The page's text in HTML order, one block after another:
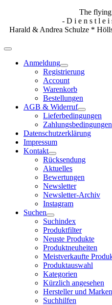
The
- D i e n s t l e
Harald & Andrea Schulze *
Anmeldung
Registrierung
Account
Warenkorb
Bestellungen
AGB & Widerruf
Lieferbedingungen
Zahlungsbedingungen
Datenschutzerklärung
Impressum
Kontakt
Rücksendung
Aktuelles
Bewertungen
Newsletter
Newsletter-Archiv
Instagram
Suchen
Suchindex
Produktfilter
Neuste Produkte
Produktneuheiten
Meistverkaufte
Produktauswahl
Kategorien
Kürzlich angesehen
Hersteller und Marken
Suchhilfen